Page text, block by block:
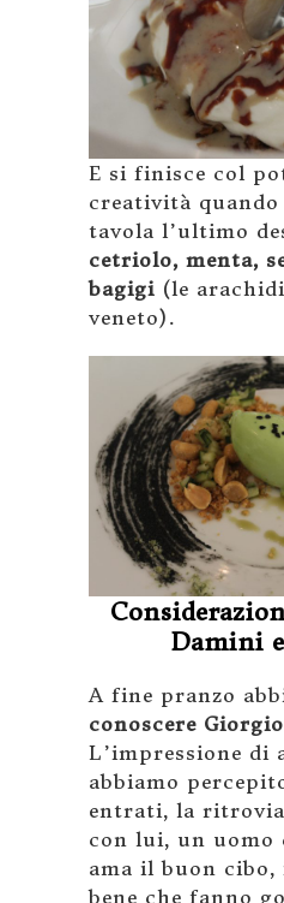
E si finisce col
creatività
tavola l’ultimo
cetriolo, menta,
bagigi (le
veneto).
Damini
A fine pranzo
conoscere
L’impressione di
abbiamo
entrati, la
con lui, un uomo
ama il buon
bene che fanno